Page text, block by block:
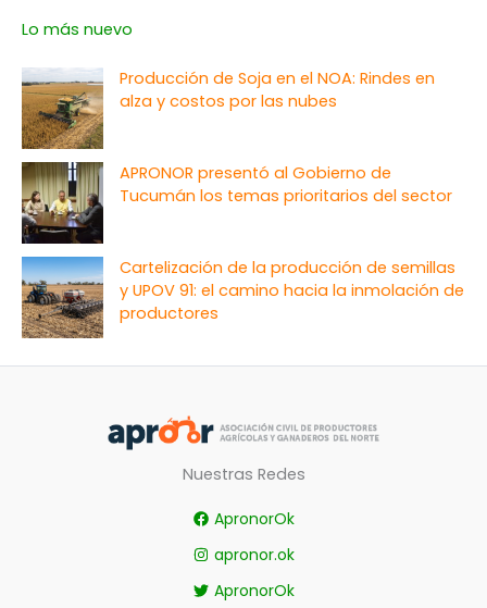
Lo más nuevo
Producción de Soja en el NOA: Rindes en
alza y costos por las nubes
APRONOR presentó al Gobierno de
Tucumán los temas prioritarios del sector
Cartelización de la producción de semillas
y UPOV 91: el camino hacia la inmolación de
productores
Nuestras Redes
ApronorOk
apronor.ok
ApronorOk